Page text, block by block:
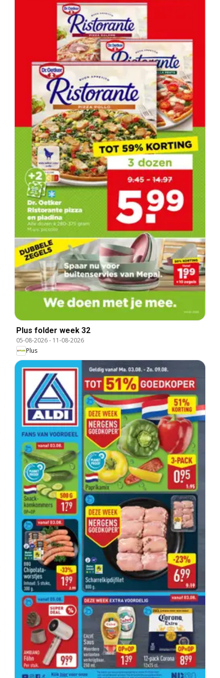
Plus folder week 32
05-08-2026- 11-08-2026
Plus